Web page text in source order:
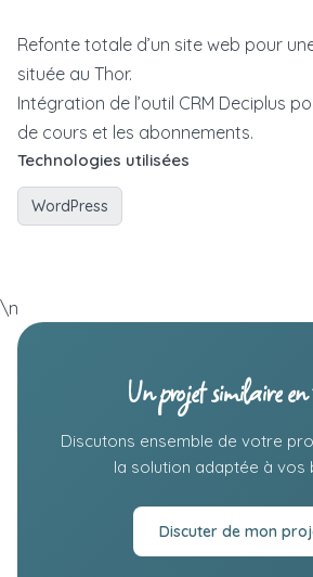
Refonte totale d’un site web pour
située au Thor.
Intégration de l’outil CRM Deciplus
de cours et les abonnements.
Technologies utilisées
WordPress
\n
Un projet similaire
Discutons ensemble de votre
la solution adaptée à vos
Discuter de mon